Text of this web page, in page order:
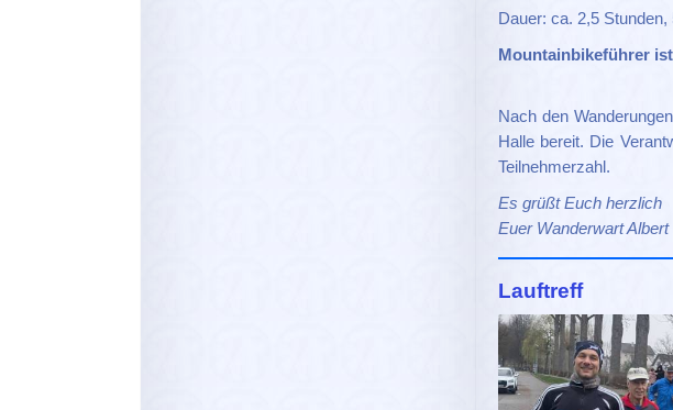
Dauer: ca. 2,5
Mountainbikeführer
Nach den
Halle bereit. Die
Teilnehmerzahl.
Es grüßt Euch herzlich
Euer Wanderwart Albert
Lauftreff